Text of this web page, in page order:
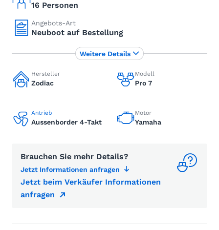
16 Personen
Angebots-Art
Neuboot auf Bestellung
Hersteller
Zodiac
Modell
Pro 7
Antrieb
Aussenborder 4-Takt
Motor
Yamaha
Brauchen Sie mehr Details?
Jetzt Informationen anfragen
Jetzt beim Verkäufer Informationen
anfragen
Weitere Details